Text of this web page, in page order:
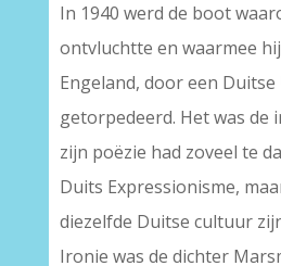
In 1940 werd de boot
ontvluchtte en waarmee
Engeland, door een
getorpedeerd. Het was de
zijn poëzie had zoveel te
Duits Expressionisme,
diezelfde Duitse cultuur
Ironie was de dichter